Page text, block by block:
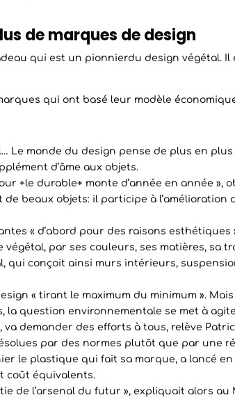
de marques de design
qui est un pionnierdu design végétal.
qui ont basé leur modèle
Le monde du design pense de plus en
d’âme aux objets.
+le durable+ monte d’année en année »,
beaux objets: il participe à l’amélioration
« d’abord pour des raisons esthétiques
par ses couleurs, ses matières, sa
conçoit ainsi murs intérieurs,
« tirant le maximum du minimum ».
la question environnementale se met à
va demander des efforts à tous, relève
par des normes plutôt que par une
le plastique qui fait sa marque, a lancé
coût équivalents.
de l’arsenal du futur », expliquait alors